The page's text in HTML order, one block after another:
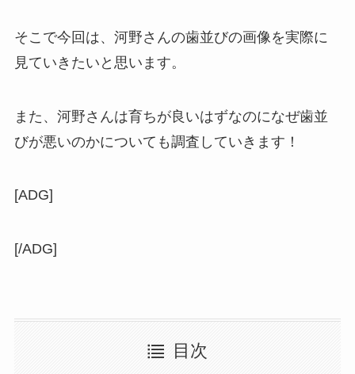
そこで今回は、河野さんの歯並びの画像を実際に
見ていきたいと思います。
また、河野さんは育ちが良いはずなのになぜ歯並
びが悪いのかについても調査していきます！
[ADG]
[/ADG]
目次